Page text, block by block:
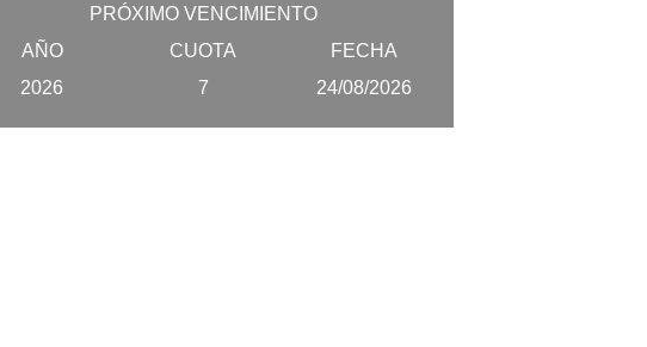
PRÓXIMO VENCIMIENTO
AÑO
CUOTA
FECHA
2026
7 24/08/2026